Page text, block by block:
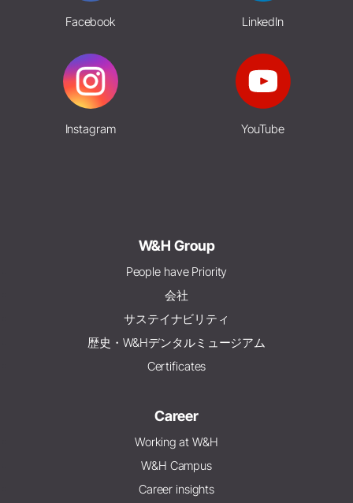
Facebook LinkedIn
Instagram YouTube
W&H Group
People have Priority
会社
サステイナビリティ
歴史・W&Hデンタルミュージアム
Certificates
Career
Working at W&H
W&H Campus
Career insights